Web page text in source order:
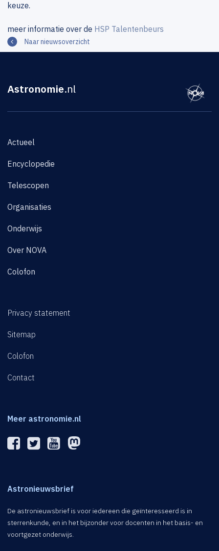
keuze.
meer informatie over de HSP Talentenbeurs
Naar nieuwsoverzicht
Astronomie.nl
Actueel
Encyclopedie
Telescopen
Organisaties
Onderwijs
Over NOVA
Colofon
Privacy statement
Sitemap
Colofon
Contact
Meer astronomie.nl
Astronieuwsbrief
De astronieuwsbrief is voor iedereen die geïnteresseerd is in
sterrenkunde, en in het bijzonder voor docenten in het basis- en
voortgezet onderwijs.